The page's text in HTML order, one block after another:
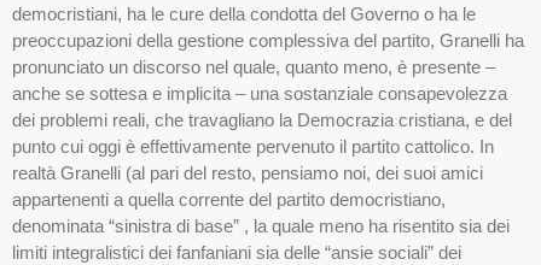
democristiani, ha le cure della condotta del Governo o ha le
preoccupazioni della gestione complessiva del partito, Granelli ha
pronunciato un discorso nel quale, quanto meno, è presente –
anche se sottesa e implicita – una sostanziale consapevolezza
dei problemi reali, che travagliano la Democrazia cristiana, e del
punto cui oggi è effettivamente pervenuto il partito cattolico. In
realtà Granelli (al pari del resto, pensiamo noi, dei suoi amici
appartenenti a quella corrente del partito democristiano,
denominata “sinistra di base” , la quale meno ha risentito sia dei
limiti integralistici dei fanfaniani sia delle “ansie sociali” dei